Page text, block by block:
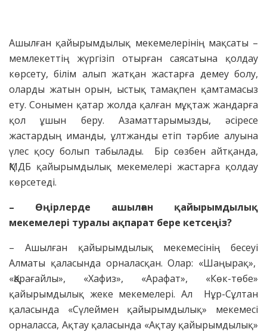
Ашылған қайырымдылық мекемелерінің мақсаты –
мемлекеттің жүргізіп отырған саясатына қолдау
көрсету, білім алып жатқан жастарға демеу болу,
оларды жатын орын, ыстық тамақпен қамтамасыз
ету. Сонымен қатар жолда қалған мұқтаж жандарға
қол ұшын беру. Азаматтарымызды, әсіресе
жастардың иманды, ұлтжанды етіп тәрбие алуына
үлес қосу болып табылады. Бір сөзбен айтқанда,
ҚМДБ қайырымдылық мекемелері жастарға қолдау
көрсетеді.
– Өңірлерде ашылған қайырымдылық
мекемелері туралы ақпарат бере кетсеңіз?
– Ашылған қайырымдылық мекемесінің бесеуі
Алматы қаласында орналасқан. Олар: «Шаңырақ»,
«Қарағайлы», «Хафиз», «Арафат», «Көк-төбе»
қайырымдылық жеке мекемелері. Ал Нұр-Сұлтан
қаласында «Сүлеймен қайырымдылық» мекемесі
орналасса, Ақтау қаласында «Ақтау қайырымдылық»